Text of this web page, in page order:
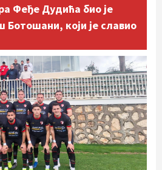
Феђе Дудића био је
Ботошани, који је славио